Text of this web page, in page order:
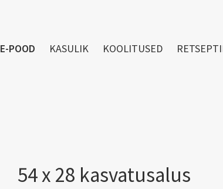
E-POOD KASULIK KOOLITUSED
54 x 28 kasvatusalus